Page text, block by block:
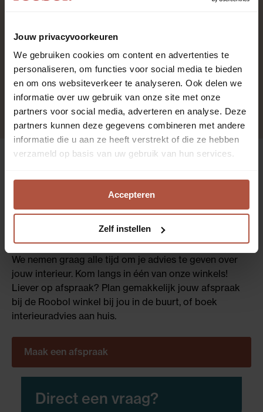
Jouw privacyvoorkeuren
We gebruiken cookies om content en advertenties te
personaliseren, om functies voor social media te bieden
en om ons websiteverkeer te analyseren. Ook delen we
informatie over uw gebruik van onze site met onze
partners voor social media, adverteren en analyse. Deze
partners kunnen deze gegevens combineren met andere
informatie die u aan ze heeft verstrekt of die ze hebben
verzameld op basis van uw gebruik van hun services.
Accepteren
Zelf instellen
Ja
eosnE
Interieurvragen?
Kom langs voor
gratis advies
We nemen graag alle tijd om je advies te geven over
jouw interieur. Kom langs in één van onze winkels!
Liever op afspraak? Plan gemakkelijk jouw afspraak
bij de Roobol winkel bij jou in de buurt, of boek
interieuradvies aan huis.
Maak een afspraak
Direct een vraag?